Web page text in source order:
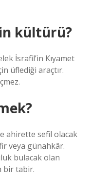
kültürü?
İsrafil’in Kıyamet
üflediği araçtır.
ahirette sefil olacak
veya günahkâr.
bulacak olan
bir tabir.